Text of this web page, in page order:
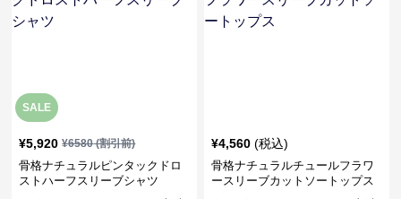
SALE
¥5,920 ¥6580(割引前)
骨格ナチュラルピンタックドロ
ストハーフスリーブシャツ
¥4,560 (税込)
骨格ナチュラルチュールフラワ
ースリーブカットソートップス